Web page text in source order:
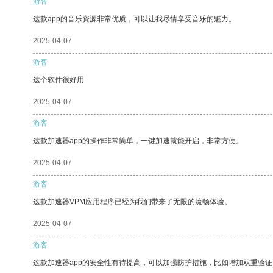
这款app的音乐资源非常优质，可以让我尽情享受音乐的魅力。
2025-04-07
游客
这个软件很好用
2025-04-07
游客
这款加速器app的操作非常简单，一键加速就能开启，非常方便。
2025-04-07
游客
这款加速器VPM应用程序已经为我们带来了无限的流畅体验。
2025-04-07
游客
这款加速器app的安全性有待提高，可以加强防护措施，比如增加双重验